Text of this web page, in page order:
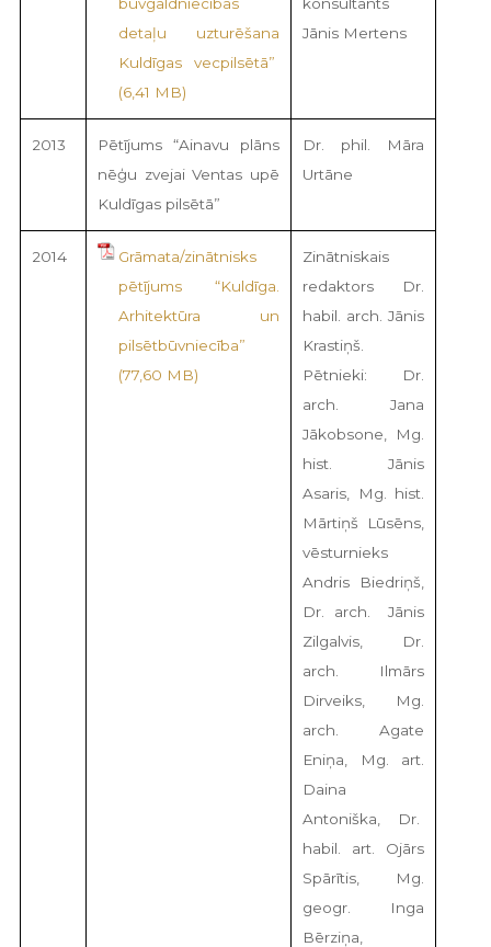
detaļu uzturēšana
Kuldīgas vecpilsētā”
Jānis Mertens
2013
Pētījums “Ainavu plāns
nēģu zvejai Ventas upē
Kuldīgas pilsētā”
Dr. phil. Māra
Urtāne
2014
Grāmata/zinātnisks
pētījums “Kuldīga.
Arhitektūra un
pilsētbūvniecība”
Zinātniskais
redaktors Dr.
habil. arch. Jānis
Krastiņš.
Pētnieki: Dr.
arch. Jana
Jākobsone, Mg.
hist. Jānis
Asaris, Mg. hist.
Mārtiņš Lūsēns,
vēsturnieks
Andris Biedriņš,
Dr. arch. Jānis
Zilgalvis, Dr.
arch. Ilmārs
Dirveiks, Mg.
arch. Agate
Eniņa, Mg. art.
Daina
Antoniška, Dr.
habil. art. Ojārs
Spārītis, Mg.
geogr. Inga
Bērziņa,